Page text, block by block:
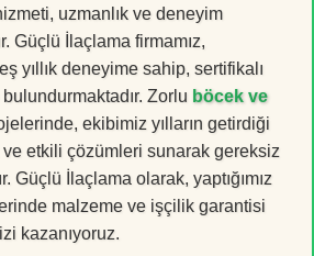
uzmanlık ve deneyim
Güçlü İlaçlama firmamız,
yıllık deneyime sahip, sertifikalı
Zorlu böcek ve
ekibimiz yılların getirdiği
etkili çözümleri sunarak gereksiz
Güçlü İlaçlama olarak, yaptığımız
malzeme ve işçilik garantisi
kazanıyoruz.